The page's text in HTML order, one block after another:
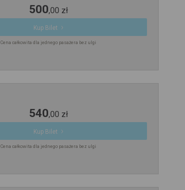
500,00 zł
Kup Bilet
Cena całkowita dla jednego pasażera bez ulgi
540,00 zł
Kup Bilet
Cena całkowita dla jednego pasażera bez ulgi